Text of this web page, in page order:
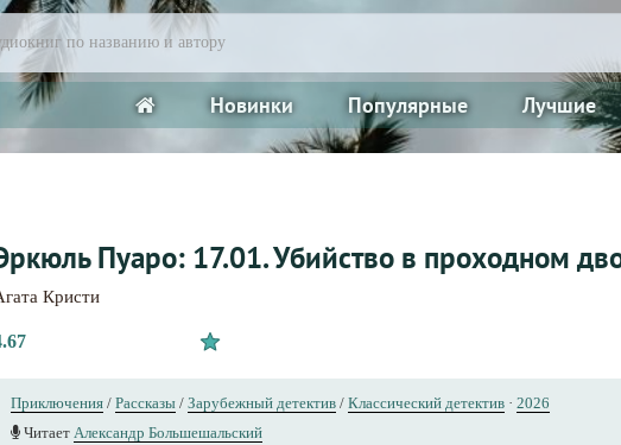
Новинки Популярные Лучшие
Пуаро: 17.01. Убийство в проходном
Кристи
Приключения / Рассказы / Зарубежный детектив / Классический детектив · 2026
Читает Александр Большешальский